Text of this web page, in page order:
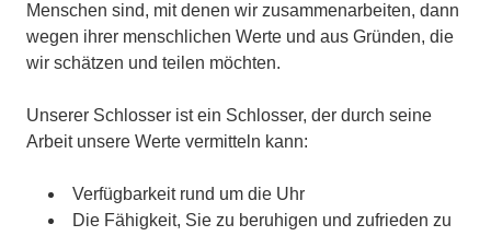
Menschen sind, mit denen wir zusammenarbeiten, dann
wegen ihrer menschlichen Werte und aus Gründen, die
wir schätzen und teilen möchten.
Unserer Schlosser ist ein Schlosser, der durch seine
Arbeit unsere Werte vermitteln kann:
Verfügbarkeit rund um die Uhr
Die Fähigkeit, Sie zu beruhigen und zufrieden zu